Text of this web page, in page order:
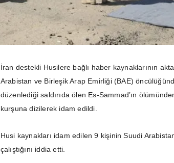
İran destekli Husilere bağlı haber kaynaklarının
Arabistan ve Birleşik Arap Emirliği (BAE)
düzenlediği saldırıda ölen Es-Sammad’ın
kurşuna dizilerek idam edildi.
Husi kaynakları idam edilen 9 kişinin Suudi
çalıştığını iddia etti.